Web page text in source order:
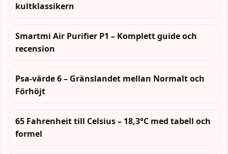
kultklassikern
Smartmi Air Purifier P1 – Komplett guide och
recension
Psa-värde 6 – Gränslandet mellan Normalt och
Förhöjt
65 Fahrenheit till Celsius – 18,3°C med tabell och
formel